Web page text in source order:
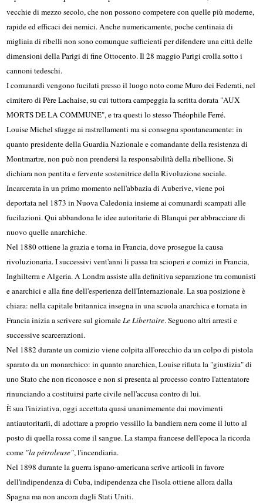
vecchie di mezzo secolo, che non possono competere con quelle più moderne,
rapide ed efficaci dei nemici. Anche numericamente, poche centinaia di
migliaia di ribelli non sono comunque sufficienti per difendere una città delle
dimensioni della Parigi di fine Ottocento. Il 28 maggio Parigi crolla sotto i
cannoni tedeschi.
I comunardi vengono fucilati presso il luogo noto come Muro dei Federati, nel
cimitero di Père Lachaise, su cui tuttora campeggia la scritta dorata "AUX
MORTS DE LA COMMUNE", e tra questi lo stesso Théophile Ferré.
Louise Michel sfugge ai rastrellamenti ma si consegna spontaneamente: in
quanto presidente della Guardia Nazionale e comandante della resistenza di
Montmartre, non può non prendersi la responsabilità della ribellione. Si
dichiara non pentita e fervente sostenitrice della Rivoluzione sociale.
Incarcerata in un primo momento nell'abbazia di Auberive, viene poi
deportata nel 1873 in Nuova Caledonia insieme ai comunardi scampati alle
fucilazioni. Qui abbandona le idee autoritarie di Blanqui per abbracciare di
nuovo quelle anarchiche.
Nel 1880 ottiene la grazia e torna in Francia, dove prosegue la causa
rivoluzionaria. I successivi vent'anni li passa tra scioperi e comizi in Francia,
Inghilterra e Algeria. A Londra assiste alla definitiva separazione tra comunisti
e anarchici e alla fine dell'esperienza dell'Internazionale. La sua posizione è
chiara: nella capitale britannica insegna in una scuola anarchica e tornata in
Francia inizia a scrivere sul giornaleLe Libertaire. Seguono altri arresti e
successive scarcerazioni.
Nel 1882 durante un comizio viene colpita all'orecchio da un colpo di pistola
sparato da un monarchico: in quanto anarchica, Louise rifiuta la "giustizia" di
uno Stato che non riconosce e non si presenta al processo contro l'attentatore
rinunciando a costituirsi parte civile nell'accusa contro di lui.
È sua l'iniziativa, oggi accettata quasi unanimemente dai movimenti
antiautoritarii, di adottare a proprio vessillo la bandiera nera come il lutto al
posto di quella rossa come il sangue. La stampa francese dell'epoca la ricorda
come "la pétroleuse", l'incendiaria.
Nel 1898 durante la guerra ispano-americana scrive articoli in favore
dell'indipendenza di Cuba, indipendenza che l'isola ottiene allora dalla
Spagna ma non ancora dagli Stati Uniti.